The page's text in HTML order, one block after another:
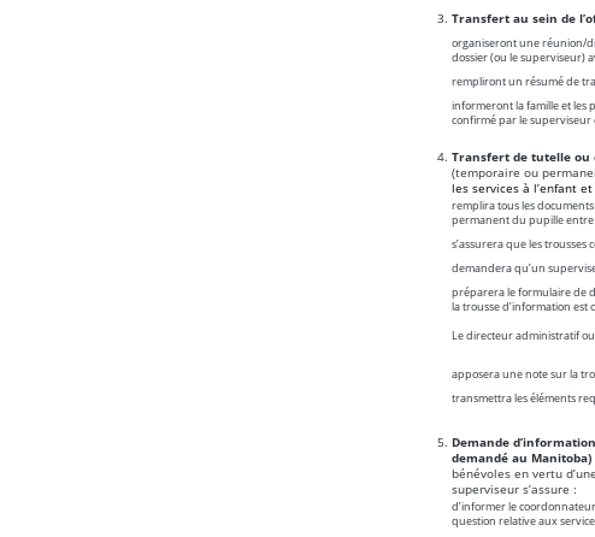
Transfert au sein de
organiseront une réunion/
dossier (ou le superviseur)
rempliront un résumé de
informeront la famille et les
confirmé par le superviseur
Transfert de tutelle ou
(temporaire ou
les services à l’enfant
remplira tous les
permanent du pupille entre
s’assurera que les
demandera qu’un
préparera le formulaire de
la trousse d’information
Le directeur administratif
apposera une note sur la
transmettra les éléments
Demande
demandé au Manitoba)
bénévoles en vertu
superviseur s’assure :
d’informer le
question relative aux